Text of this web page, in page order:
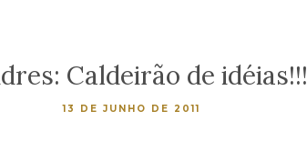
Caldeirão de idéias!!!
13 DE JUNHO DE 2011